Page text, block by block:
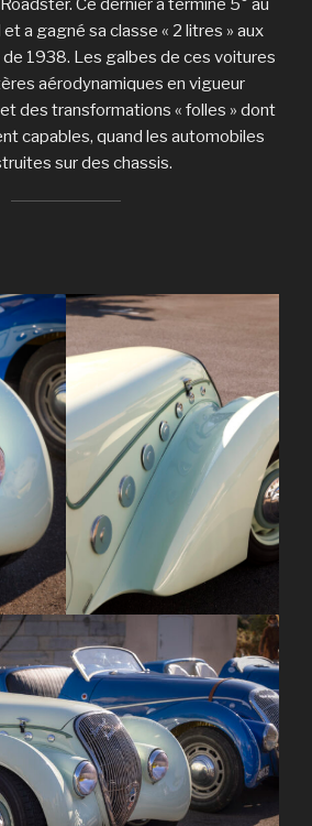
Ce dernier a terminé 5° au
a gagné sa classe « 2 litres » aux
1938. Les galbes de ces voitures
aérodynamiques en vigueur
des transformations « folles » dont
capables, quand les automobiles
sur des chassis.